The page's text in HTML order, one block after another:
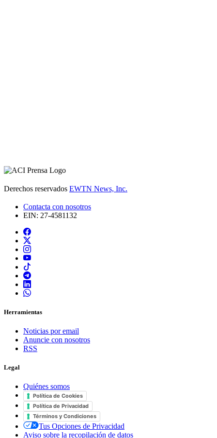
Derechos reservados EWTN News, Inc.
Contacta con nosotros
EIN: 27-4581132
Herramientas
Noticias por email
Anuncie con nosotros
RSS
Legal
Quiénes somos
Política de Cookies
Política de Privacidad
Términos y Condiciones
Tus Opciones de Privacidad
Aviso sobre la recopilación de datos